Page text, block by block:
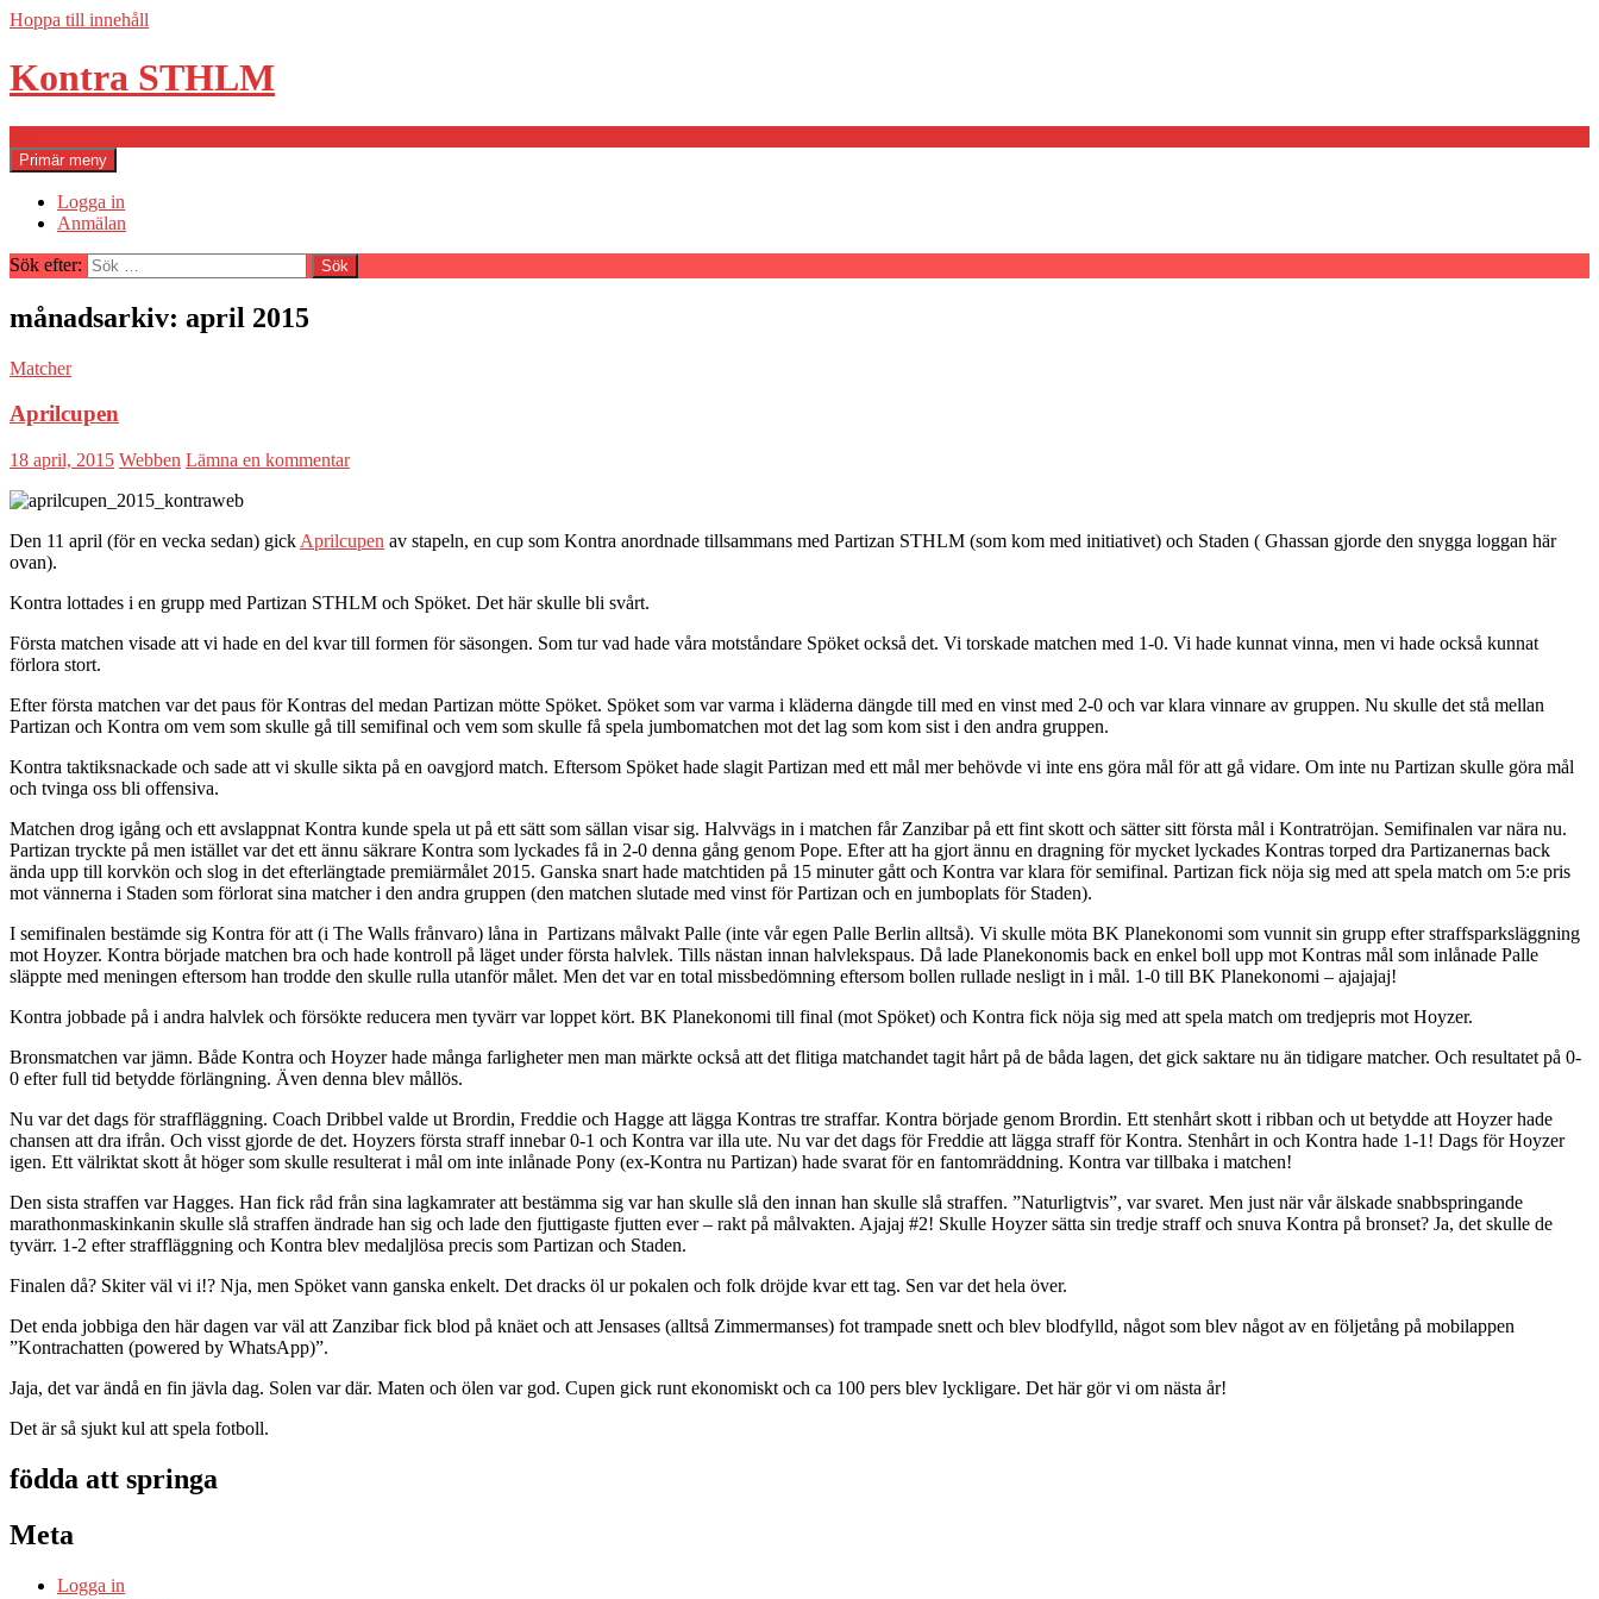
Hoppa till innehåll
Kontra STHLM
Primär meny
Logga in
Anmälan
Sök efter:
månadsarkiv: april 2015
Matcher
Aprilcupen
18 april, 2015 Webben Lämna en kommentar
Den 11 april (för en vecka sedan) gick Aprilcupen av stapeln, en cup som Kontra anordnade tillsammans med Partizan STHLM (som kom med initiativet) och Staden ( Ghassan gjorde den snygga loggan här
ovan).
Kontra lottades i en grupp med Partizan STHLM och Spöket. Det här skulle bli svårt.
Första matchen visade att vi hade en del kvar till formen för säsongen. Som tur vad hade våra motståndare Spöket också det. Vi torskade matchen med 1-0. Vi hade kunnat vinna, men vi hade också kunnat
förlora stort.
Efter första matchen var det paus för Kontras del medan Partizan mötte Spöket. Spöket som var varma i kläderna dängde till med en vinst med 2-0 och var klara vinnare av gruppen. Nu skulle det stå mellan
Partizan och Kontra om vem som skulle gå till semifinal och vem som skulle få spela jumbomatchen mot det lag som kom sist i den andra gruppen.
Kontra taktiksnackade och sade att vi skulle sikta på en oavgjord match. Eftersom Spöket hade slagit Partizan med ett mål mer behövde vi inte ens göra mål för att gå vidare. Om inte nu Partizan skulle göra mål
och tvinga oss bli offensiva.
Matchen drog igång och ett avslappnat Kontra kunde spela ut på ett sätt som sällan visar sig. Halvvägs in i matchen får Zanzibar på ett fint skott och sätter sitt första mål i Kontratröjan. Semifinalen var nära nu.
Partizan tryckte på men istället var det ett ännu säkrare Kontra som lyckades få in 2-0 denna gång genom Pope. Efter att ha gjort ännu en dragning för mycket lyckades Kontras torped dra Partizanernas back
ända upp till korvkön och slog in det efterlängtade premiärmålet 2015. Ganska snart hade matchtiden på 15 minuter gått och Kontra var klara för semifinal. Partizan fick nöja sig med att spela match om 5:e pris
mot vännerna i Staden som förlorat sina matcher i den andra gruppen (den matchen slutade med vinst för Partizan och en jumboplats för Staden).
I semifinalen bestämde sig Kontra för att (i The Walls frånvaro) låna in Partizans målvakt Palle (inte vår egen Palle Berlin alltså). Vi skulle möta BK Planekonomi som vunnit sin grupp efter straffsparksläggning
mot Hoyzer. Kontra började matchen bra och hade kontroll på läget under första halvlek. Tills nästan innan halvlekspaus. Då lade Planekonomis back en enkel boll upp mot Kontras mål som inlånade Palle
släppte med meningen eftersom han trodde den skulle rulla utanför målet. Men det var en total missbedömning eftersom bollen rullade nesligt in i mål. 1-0 till BK Planekonomi – ajajajaj!
Kontra jobbade på i andra halvlek och försökte reducera men tyvärr var loppet kört. BK Planekonomi till final (mot Spöket) och Kontra fick nöja sig med att spela match om tredjepris mot Hoyzer.
Bronsmatchen var jämn. Både Kontra och Hoyzer hade många farligheter men man märkte också att det flitiga matchandet tagit hårt på de båda lagen, det gick saktare nu än tidigare matcher. Och resultatet på 0-
0 efter full tid betydde förlängning. Även denna blev mållös.
Nu var det dags för straffläggning. Coach Dribbel valde ut Brordin, Freddie och Hagge att lägga Kontras tre straffar. Kontra började genom Brordin. Ett stenhårt skott i ribban och ut betydde att Hoyzer hade
chansen att dra ifrån. Och visst gjorde de det. Hoyzers första straff innebar 0-1 och Kontra var illa ute. Nu var det dags för Freddie att lägga straff för Kontra. Stenhårt in och Kontra hade 1-1! Dags för Hoyzer
igen. Ett välriktat skott åt höger som skulle resulterat i mål om inte inlånade Pony (ex-Kontra nu Partizan) hade svarat för en fantomräddning. Kontra var tillbaka i matchen!
Den sista straffen var Hagges. Han fick råd från sina lagkamrater att bestämma sig var han skulle slå den innan han skulle slå straffen. ”Naturligtvis”, var svaret. Men just när vår älskade snabbspringande
marathonmaskinkanin skulle slå straffen ändrade han sig och lade den fjuttigaste fjutten ever – rakt på målvakten. Ajajaj #2! Skulle Hoyzer sätta sin tredje straff och snuva Kontra på bronset? Ja, det skulle de
tyvärr. 1-2 efter straffläggning och Kontra blev medaljlösa precis som Partizan och Staden.
Finalen då? Skiter väl vi i!? Nja, men Spöket vann ganska enkelt. Det dracks öl ur pokalen och folk dröjde kvar ett tag. Sen var det hela över.
Det enda jobbiga den här dagen var väl att Zanzibar fick blod på knäet och att Jensases (alltså Zimmermanses) fot trampade snett och blev blodfylld, något som blev något av en följetång på mobilappen
”Kontrachatten (powered by WhatsApp)”.
Jaja, det var ändå en fin jävla dag. Solen var där. Maten och ölen var god. Cupen gick runt ekonomiskt och ca 100 pers blev lyckligare. Det här gör vi om nästa år!
Det är så sjukt kul att spela fotboll.
födda att springa
Meta
Logga in